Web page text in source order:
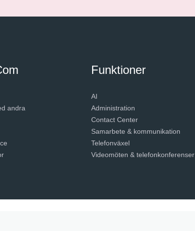
andra
Funktioner
AI
Administration
Contact Center
Samarbete & kommunikation
Telefonväxel
Videomöten & telefonkonferenser